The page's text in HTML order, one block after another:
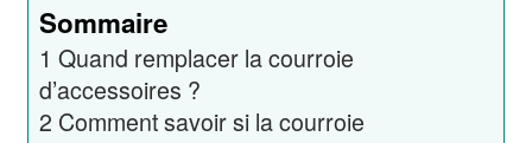
Sommaire
1 Quand remplacer la courroie
d’accessoires ?
2 Comment savoir si la courroie